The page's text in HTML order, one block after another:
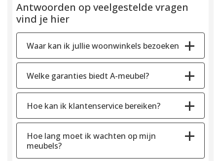
Antwoorden op veelgestelde vragen
vind je hier
Waar kan ik jullie woonwinkels bezoeken
Welke garanties biedt A-meubel?
Hoe kan ik klantenservice bereiken?
Hoe lang moet ik wachten op mijn
meubels?